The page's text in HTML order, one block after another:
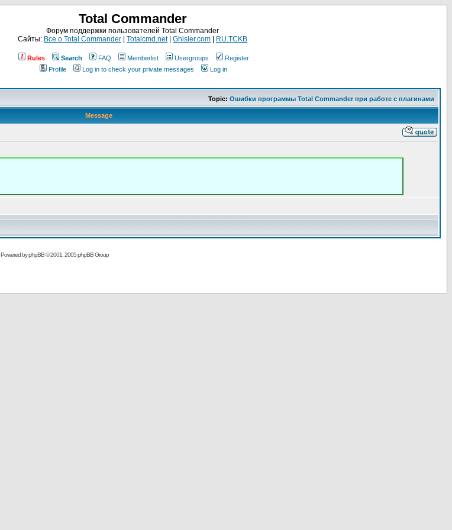
Total Commander
Форум поддержки пользователей Total Commander
Сайты: Все о Total Commander Totalcmd.net| Ghisler.com RU.TCKB
Rules Search FAQ Memberlist Usergroups
Register
Profile
Log in to check your private messages Log in
Topic: Ошибки программы Total Commander при работе с плагинами
Message
Powered byphpBB© 2001, 2005 phpBB Group